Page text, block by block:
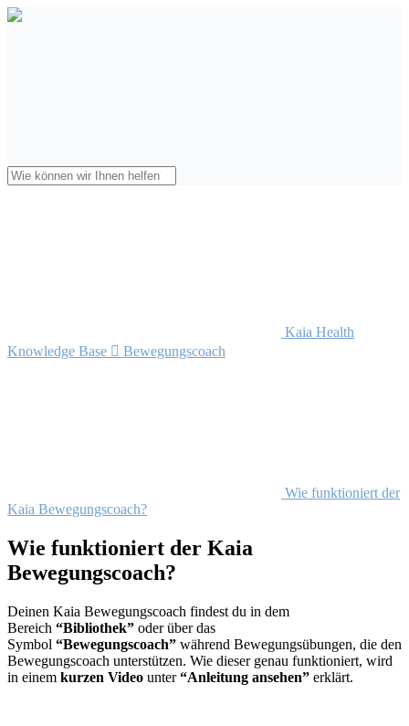
Kaia Health
Knowledge Base  Bewegungscoach
Wie funktioniert der
Kaia Bewegungscoach?
Wie funktioniert der Kaia
Bewegungscoach?
Deinen Kaia Bewegungscoach findest du in dem
Bereich “Bibliothek” oder über das
Symbol “Bewegungscoach” während Bewegungsübungen, die den
Bewegungscoach unterstützen. Wie dieser genau funktioniert, wird
in einem kurzen Video unter“Anleitung ansehen” erklärt.